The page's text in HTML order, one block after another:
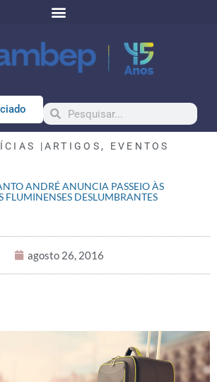
|ARTIGOS , EVENTOS
ANDRÉ ANUNCIA PASSEIO ÀS
FLUMINENSES DESLUMBRANTES
agosto 26, 2016